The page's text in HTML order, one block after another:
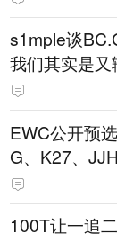
s1mple谈
我们其实是
EWC公开预
G、K27、
100T让一追